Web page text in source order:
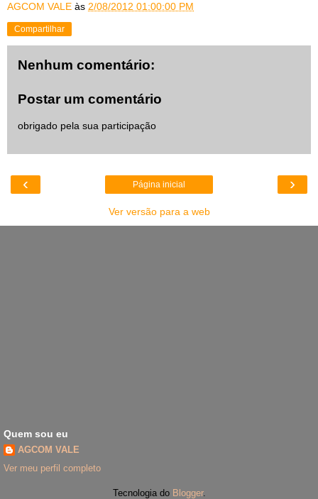
AGCOM VALE às 2/08/2012 01:00:00 PM
Compartilhar
Nenhum comentário:
Postar um comentário
obrigado pela sua participação
‹ ›
Página inicial
Ver versão para a web
Quem sou eu
AGCOM VALE
Ver meu perfil completo
Tecnologia do Blogger.